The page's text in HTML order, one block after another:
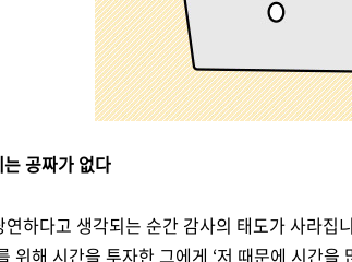
공짜가 없다
연하다고 생각되는 순간 감사의 태도가 사라
위해 시간을 투자한 그에게 ‘저 때문에 시간